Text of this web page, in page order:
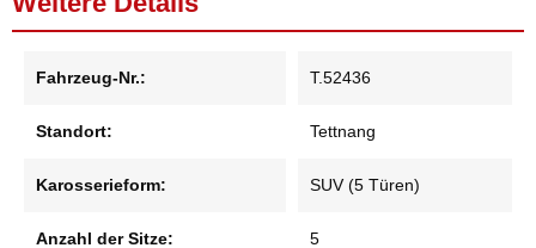
Fahrzeug-Nr.: T.52436
Standort: Tettnang
Karosserieform: SUV (5 Türen)
Anzahl der Sitze: 5